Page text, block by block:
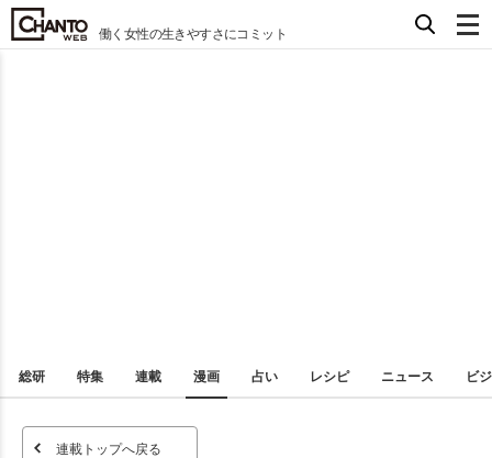
働く女性の生きやすさにコミット
総研 特集 連載 漫画 占い レシピ ニュース ビ
連載トップへ戻る